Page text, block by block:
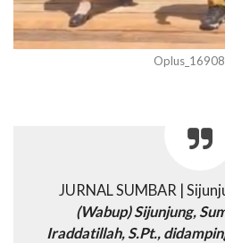
JURNAL SUMBAR |
(Wabup) Sijunjung,
Iraddatillah, S.Pt.,